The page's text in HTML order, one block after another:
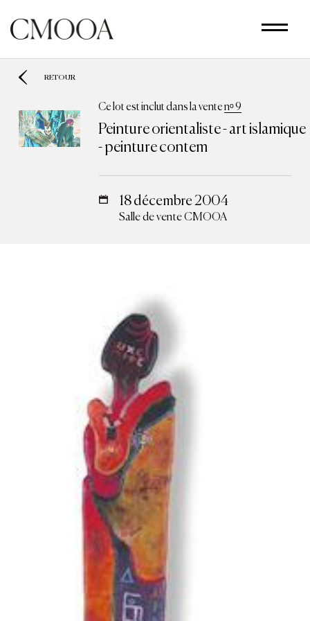
contenu
principal
RETOUR
Ce lot est inclut dans la ventenᵒ 9
Peinture orientaliste - art islamique
- peinture contem
18 décembre 2004
Salle de vente CMOOA